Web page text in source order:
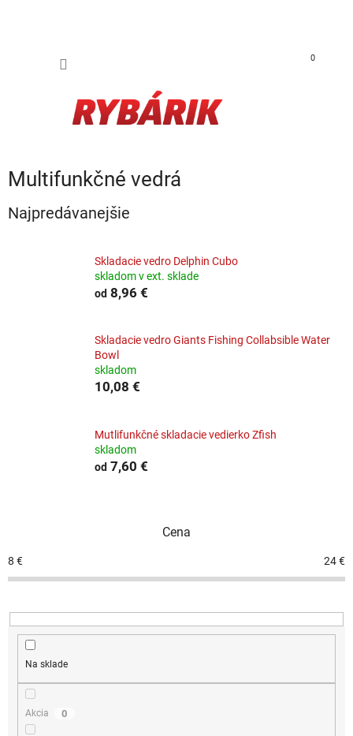
0
Multifunkčné vedrá
Najpredávanejšie
Skladacie vedro Delphin Cubo
skladom v ext. sklade
od 8,96 €
Skladacie vedro Giants Fishing Collabsible Water
Bowl
skladom
10,08 €
Mutlifunkčné skladacie vedierko Zfish
skladom
od 7,60 €
Cena
8 € 24€
Na sklade
Akcia 0